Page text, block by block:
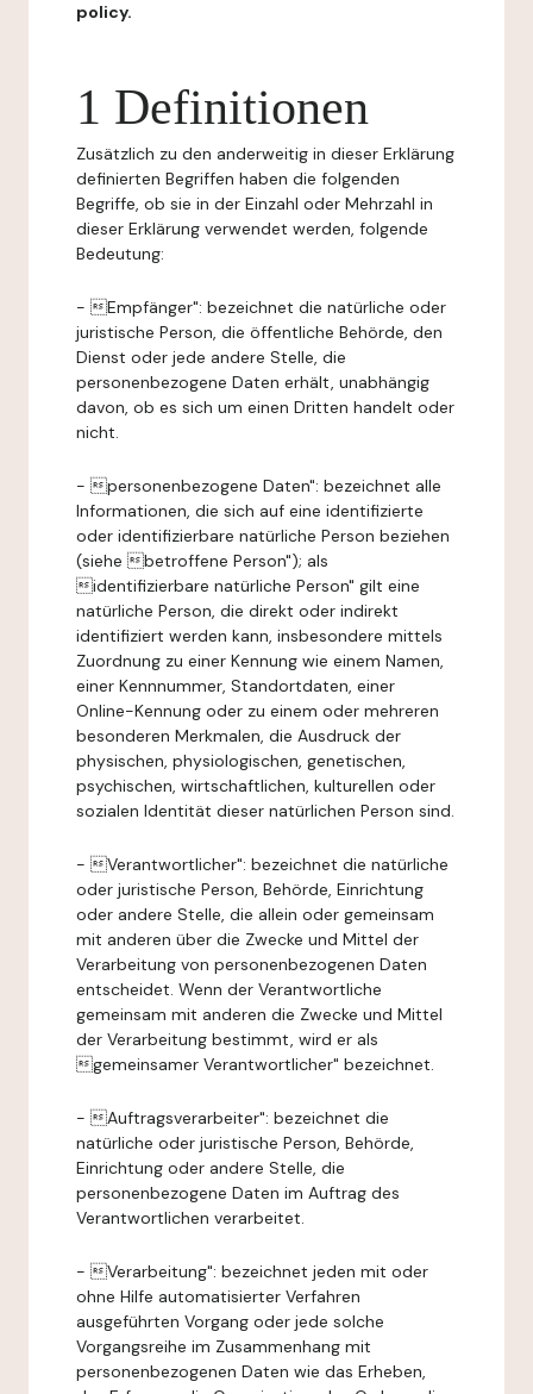
policy.
1 Definitionen
Zusätzlich zu den anderweitig in dieser Erklärung
definierten Begriffen haben die folgenden
Begriffe, ob sie in der Einzahl oder Mehrzahl in
dieser Erklärung verwendet werden, folgende
Bedeutung:
- Empfänger": bezeichnet die natürliche oder
juristische Person, die öffentliche Behörde, den
Dienst oder jede andere Stelle, die
personenbezogene Daten erhält, unabhängig
davon, ob es sich um einen Dritten handelt oder
nicht.
- personenbezogene Daten": bezeichnet alle
Informationen, die sich auf eine identifizierte
oder identifizierbare natürliche Person beziehen
(siehe betroffene Person"); als
identifizierbare natürliche Person" gilt eine
natürliche Person, die direkt oder indirekt
identifiziert werden kann, insbesondere mittels
Zuordnung zu einer Kennung wie einem Namen,
einer Kennnummer, Standortdaten, einer
Online-Kennung oder zu einem oder mehreren
besonderen Merkmalen, die Ausdruck der
physischen, physiologischen, genetischen,
psychischen, wirtschaftlichen, kulturellen oder
sozialen Identität dieser natürlichen Person sind.
- Verantwortlicher": bezeichnet die natürliche
oder juristische Person, Behörde, Einrichtung
oder andere Stelle, die allein oder gemeinsam
mit anderen über die Zwecke und Mittel der
Verarbeitung von personenbezogenen Daten
entscheidet. Wenn der Verantwortliche
gemeinsam mit anderen die Zwecke und Mittel
der Verarbeitung bestimmt, wird er als
gemeinsamer Verantwortlicher" bezeichnet.
- Auftragsverarbeiter": bezeichnet die
natürliche oder juristische Person, Behörde,
Einrichtung oder andere Stelle, die
personenbezogene Daten im Auftrag des
Verantwortlichen verarbeitet.
- Verarbeitung": bezeichnet jeden mit oder
ohne Hilfe automatisierter Verfahren
ausgeführten Vorgang oder jede solche
Vorgangsreihe im Zusammenhang mit
personenbezogenen Daten wie das Erheben,